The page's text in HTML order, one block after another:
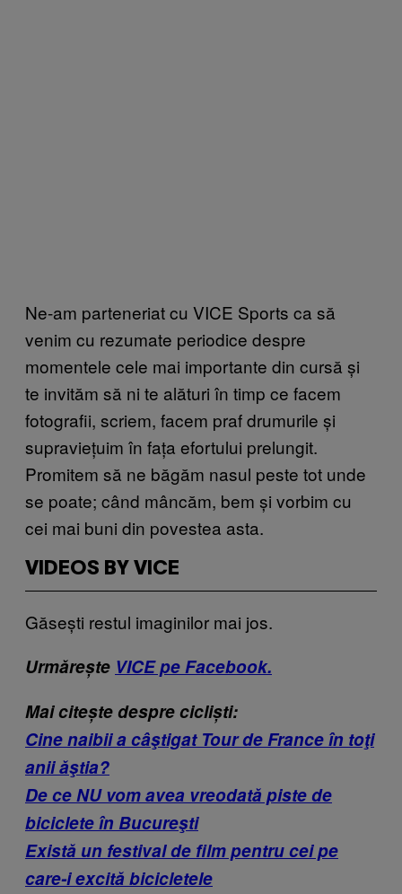
Ne-am parteneriat cu VICE Sports ca să
venim cu rezumate periodice despre
momentele cele mai importante din cursă și
te invităm să ni te alături în timp ce facem
fotografii, scriem, facem praf drumurile și
supraviețuim în fața efortului prelungit.
Promitem să ne băgăm nasul peste tot unde
se poate; când mâncăm, bem și vorbim cu
cei mai buni din povestea asta.
VIDEOS BY VICE
Găsești restul imaginilor mai jos.
Urmărește VICE pe Facebook.
Mai citește despre cicliști:
Cine naibii a câştigat Tour de France în toţi
anii ăştia?
De ce NU vom avea vreodată piste de
biciclete în Bucureşti
Există un festival de film pentru cei pe
care-i excită bicicletele